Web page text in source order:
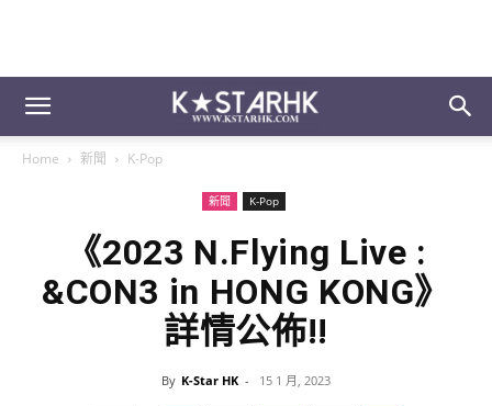
Home 新聞 K-Pop
新聞 K-Pop
《2023 N.Flying Live :
&CON3 in HONG KONG》
詳情公佈!!
By K-Star HK - 15 1 月, 2023